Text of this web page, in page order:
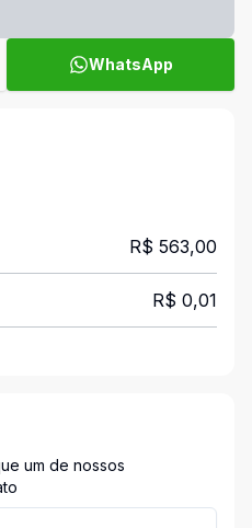
WhatsApp
R$ 563,00
R$ 0,01
um de nossos